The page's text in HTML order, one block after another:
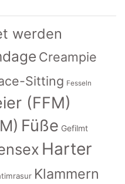
werden
Creampie
Sitting Fesseln
(FFM)
Füße Gefilmt
Harter
Klammern